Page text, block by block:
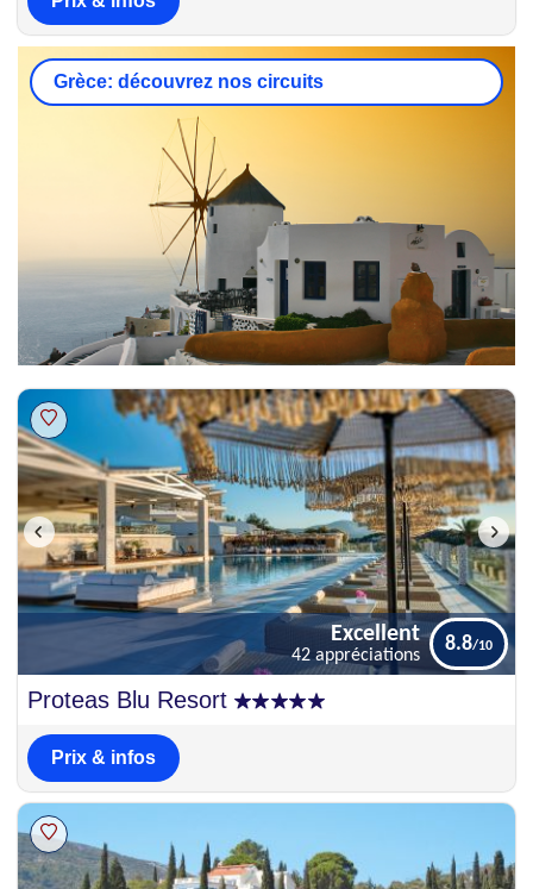
Grèce: découvrez nos circuits
Proteas Blu Resort
Excellent
42 appréciations
8.8
Prix & infos